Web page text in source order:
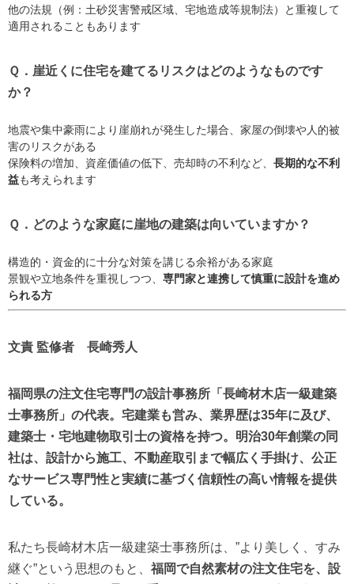
他の法規（例：土砂災害警戒区域、宅地造成等規制法）と重複して
適用されることもあります
Ｑ．崖近くに住宅を建てるリスクはどのようなものです
か？
地震や集中豪雨により崖崩れが発生した場合、家屋の倒壊や人的被
害のリスクがある
保険料の増加、資産価値の低下、売却時の不利など、 長期的な不利
益も考えられます
Ｑ．どのような家庭に崖地の建築は向いていますか？
構造的・資金的に十分な対策を講じる余裕がある家庭
景観や立地条件を重視しつつ、 専門家と連携して慎重に設計を進め
られる方
文責 監修者 長崎秀人
福岡県の注文住宅専門の設計事務所「長崎材木店一級建築
士事務所」の代表。宅建業も営み、業界歴は35年に及び、
建築士・宅地建物取引士の資格を持つ。明治30年創業の同
社は、設計から施工、不動産取引まで幅広く手掛け、公正
なサービス専門性と実績に基づく信頼性の高い情報を提供
している。
私たち長崎材木店一級建築士事務所は、”より美しく、すみ
継ぐ”という思想のもと、 福岡で自然素材の注文住宅を、設